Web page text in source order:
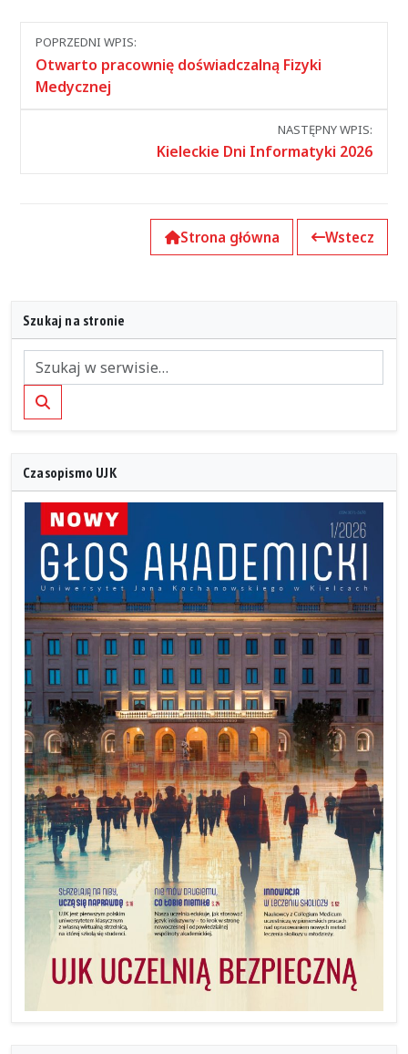
Nawigacja
między
wpisami
POPRZEDNI WPIS:
Otwarto pracownię doświadczalną Fizyki
Medycznej
NASTĘPNY WPIS:
Kieleckie Dni Informatyki 2026
Strona główna Wstecz
Szukaj na stronie
Szukaj
Czasopismo UJK